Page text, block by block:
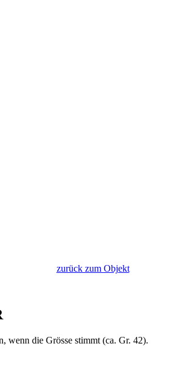
zurück zum Objekt
wenn die Grösse stimmt (ca. Gr. 42).